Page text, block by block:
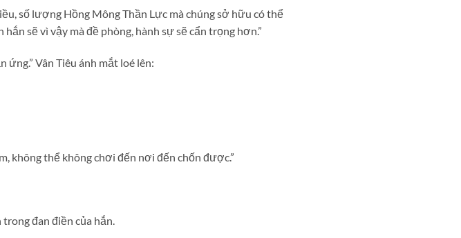
số lượng Hồng Mông Thần Lực mà chúng sở hữu có thể
sẽ vì vậy mà đề phòng, hành sự sẽ cẩn trọng hơn.”
Vân Tiêu ánh mắt loé lên:
không thể không chơi đến nơi đến chốn được.”
đan điền của hắn.